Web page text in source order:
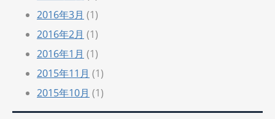
2016年3月 (1)
2016年2月 (1)
2016年1月 (1)
2015年11月 (1)
2015年10月 (1)